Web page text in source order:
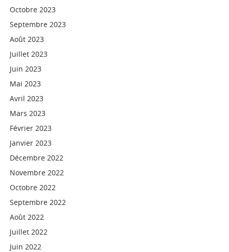
Octobre 2023
Septembre 2023
Août 2023
Juillet 2023
Juin 2023
Mai 2023
Avril 2023
Mars 2023
Février 2023
Janvier 2023
Décembre 2022
Novembre 2022
Octobre 2022
Septembre 2022
Août 2022
Juillet 2022
Juin 2022